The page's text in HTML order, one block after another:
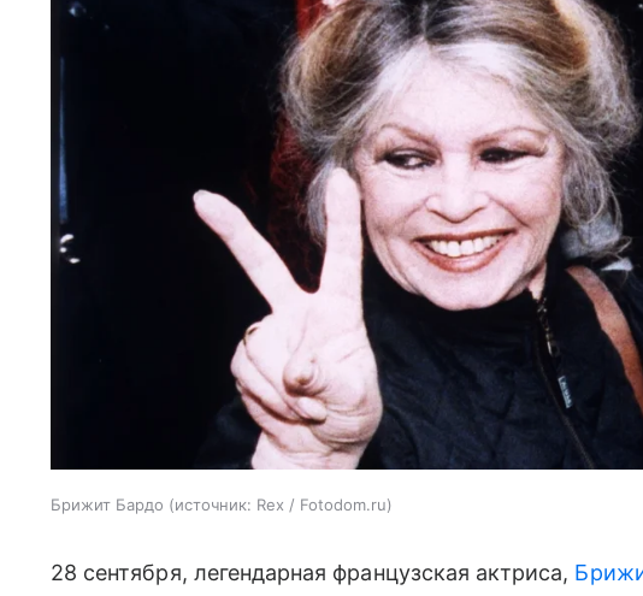
Брижит Бардо источник: Rex / Fotodom.ru
28 сентября, легендарная французская актриса,